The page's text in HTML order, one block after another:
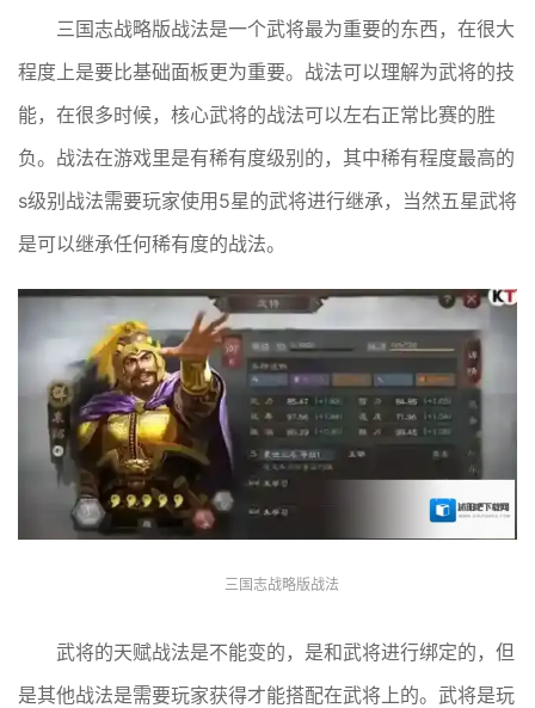
三国志战略版战法是一个武将最为重要的东西，在很大
程度上是要比基础面板更为重要。战法可以理解为武将的技
能，在很多时候，核心武将的战法可以左右正常比赛的胜
负。战法在游戏里是有稀有度级别的，其中稀有程度最高的
s级别战法需要玩家使用5星的武将进行继承，当然五星武将
是可以继承任何稀有度的战法。
三国志战略版战法
武将的天赋战法是不能变的，是和武将进行绑定的，但
是其他战法是需要玩家获得才能搭配在武将上的。武将是玩